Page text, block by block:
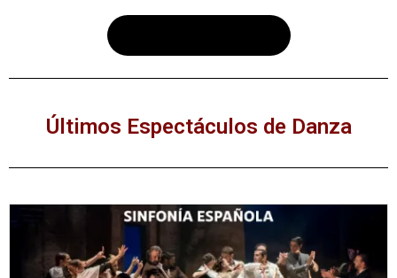
Últimos Espectáculos de Danza